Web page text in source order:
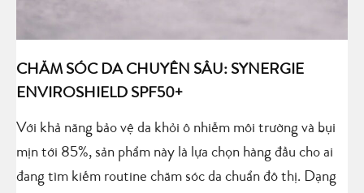
CHĂM SÓC DA CHUYÊN SÂU: SYNERGIE
ENVIROSHIELD SPF50+
Với khả năng bảo vệ da khỏi ô nhiễm môi trường và bụi
mịn tới 85%, sản phẩm này là lựa chọn hàng đầu cho ai
đang tìm kiếm routine chăm sóc da chuẩn đô thị. Dạng